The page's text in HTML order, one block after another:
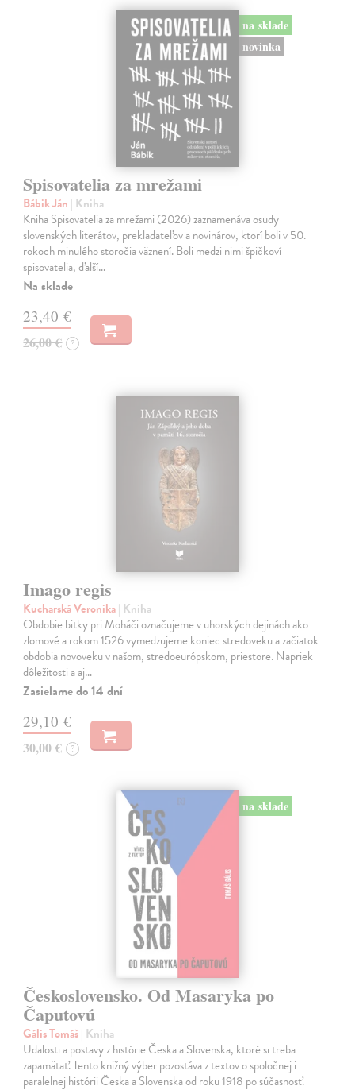
na sklade
novinka
Spisovatelia za mrežami
Bábik Ján | Kniha
Kniha Spisovatelia za mrežami (2026) zaznamenáva osudy
slovenských literátov, prekladateľov a novinárov, ktorí boli v 50.
rokoch minulého storočia väznení. Boli medzi nimi špičkoví
spisovatelia, ďalší…
Na sklade
23,40 €
26,00 € ?
Imago regis
Kucharská Veronika| Kniha
Obdobie bitky pri Moháči označujeme v uhorských dejinách ako
zlomové a rokom 1526 vymedzujeme koniec stredoveku a začiatok
obdobia novoveku v našom, stredoeurópskom, priestore. Napriek
dôležitosti a aj…
Zasielame do 14 dní
29,10 €
30,00 € ?
na sklade
Československo. Od Masaryka po
Čaputovú
Gális Tomáš| Kniha
Udalosti a postavy z histórie Česka a Slovenska, ktoré si treba
zapamätať. Tento knižný výber pozostáva z textov o spoločnej i
paralelnej histórii Česka a Slovenska od roku 1918 po súčasnosť.